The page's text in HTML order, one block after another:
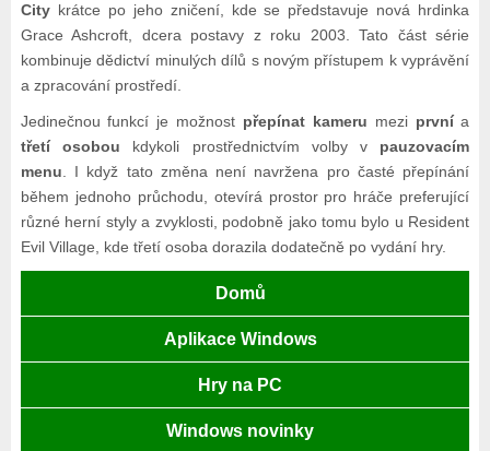
Citykrátce po jeho zničení, kde se představuje nová hrdinka
Grace Ashcroft, dcera postavy z roku 2003. Tato část série
kombinuje dědictví minulých dílů s novým přístupem k vyprávění
a zpracování prostředí.
Jedinečnou funkcí je možnost přepínat kameru mezi prvnía
třetí osobou kdykoli prostřednictvím volby v pauzovacím
menu. I když tato změna není navržena pro časté přepínání
během jednoho průchodu, otevírá prostor pro hráče preferující
různé herní styly a zvyklosti, podobně jako tomu bylo u Resident
Evil Village, kde třetí osoba dorazila dodatečně po vydání hry.
Domů
Aplikace Windows
Hry na PC
Windows novinky